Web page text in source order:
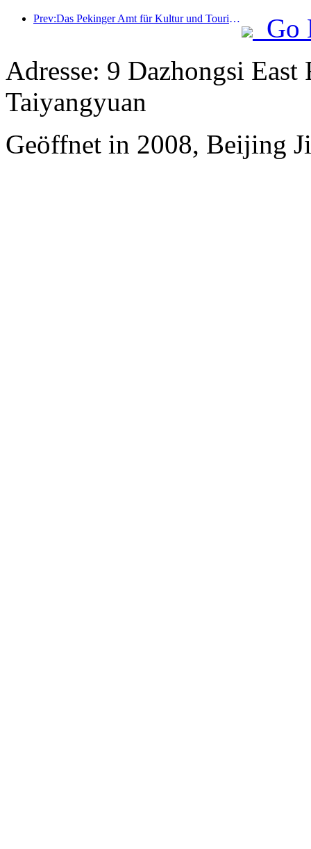
Prev:Das Pekinger Amt für Kultur und Tourismus gab bekannt: Im Jahr 2025 empfing Peking 5,48 Millionen ausländische Touristen, ein Anstieg von 39 % gegenüber dem Vorjahr.
Go
Adresse: 9 Dazhongsi
Taiyangyuan
Geöffnet in 2008, Beijing